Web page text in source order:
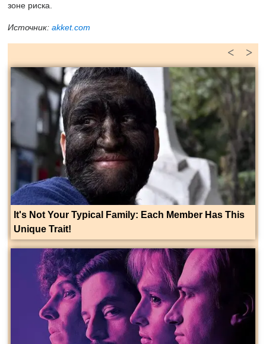
зоне риска.
Источник: akket.com
>
<
It's Not Your Typical Family: Each Member Has This
Unique Trait!